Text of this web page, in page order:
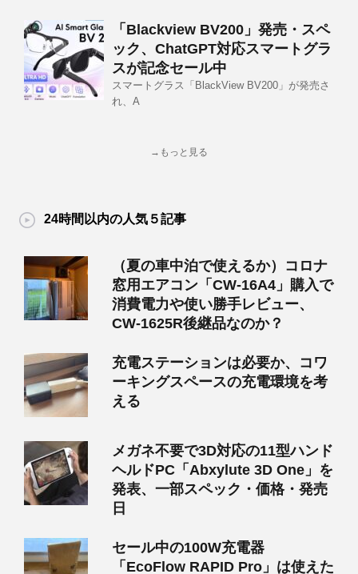
「Blackview BV200」発売・スペ
ック、ChatGPT対応スマートグラ
スが記念セール中
スマートグラス「BlackView BV200」が発売さ
れ、A
→もっと見る
24時間以内の人気５記事
（夏の車中泊で使えるか）コロナ
窓用エアコン「CW-16A4」購入で
消費電力や使い勝手レビュー、
CW-1625R後継品なのか？
充電ステーションは必要か、コワ
ーキングスペースの充電環境を考
える
メガネ不要で3D対応の11型ハンド
ヘルドPC「Abxylute 3D One」を
発表、一部スペック・価格・発売
日
セール中の100W充電器
「EcoFlow RAPID Pro」は使えた